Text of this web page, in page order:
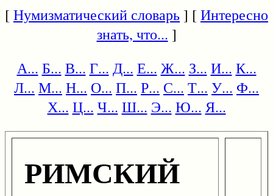
[Нумизматический словарь] [Интересно
знать, что... ]
А... Б... В... Г... Д... Е... Ж... З... И... К...
Л... М... Н... О... П... Р... С... Т... У... Ф...
Х... Ц... Ч... Ш... Э... Ю... Я...
РИМСКИЙ